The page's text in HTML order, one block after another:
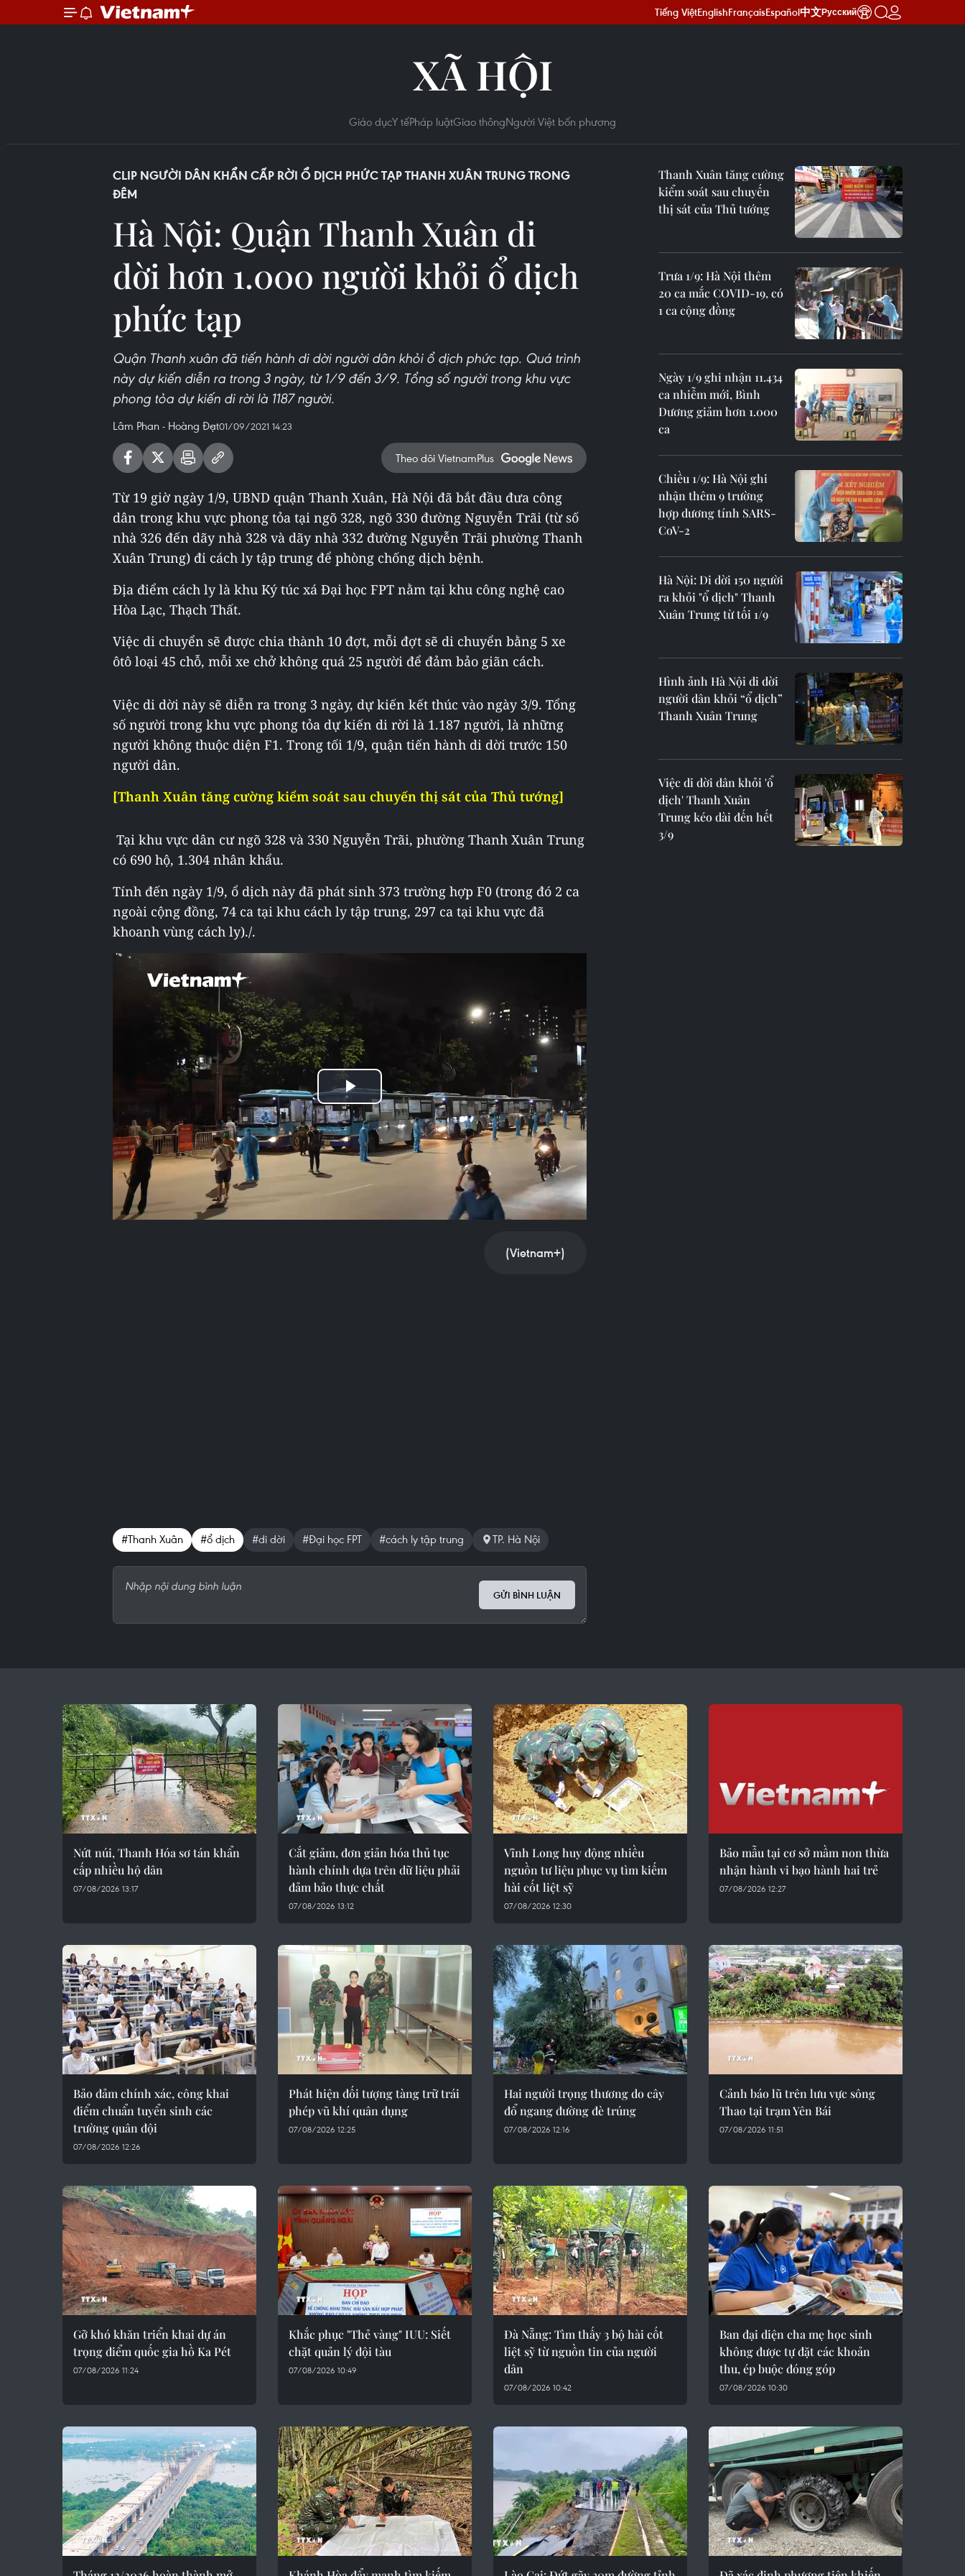
Tiếng ViệtEnglishFrançaisEspañol中文Русский
XÃ HỘI
Giáo dụcY tếPháp luậtGiao thôngNgười Việt bốn phương
CLIP NGƯỜI DÂN KHẨN CẤP RỜI Ổ DỊCH PHỨC TẠP THANH XUÂN TRUNG TRONG
ĐÊM
Hà Nội: Quận Thanh Xuân di
dời hơn 1.000 người khỏi ổ dịch
phức tạp
Quận Thanh xuân đã tiến hành di dời người dân khỏi ổ dịch phức tạp. Quá trình
này dự kiến diễn ra trong 3 ngày, từ 1/9 đến 3/9. Tổng số người trong khu vực
phong tỏa dự kiến di rời là 1187 người.
Lâm Phan - Hoàng Đạt01/09/2021 14:23
Theo dõi VietnamPlus
Từ 19 giờ ngày 1/9, UBND quận Thanh Xuân, Hà Nội đã bắt đầu đưa công
dân trong khu vực phong tỏa tại ngõ 328, ngõ 330 đường Nguyễn Trãi (từ số
nhà 326 đến dãy nhà 328 và dãy nhà 332 đường Nguyễn Trãi phường Thanh
Xuân Trung) đi cách ly tập trung để phòng chống dịch bệnh.
Địa điểm cách ly là khu Ký túc xá Đại học FPT nằm tại khu công nghệ cao
Hòa Lạc, Thạch Thất.
Việc di chuyển sẽ được chia thành 10 đợt, mỗi đợt sẽ di chuyển bằng 5 xe
ôtô loại 45 chỗ, mỗi xe chở không quá 25 người để đảm bảo giãn cách.
Việc di dời này sẽ diễn ra trong 3 ngày, dự kiến kết thúc vào ngày 3/9. Tổng
số người trong khu vực phong tỏa dự kiến di rời là 1.187 người, là những
người không thuộc diện F1. Trong tối 1/9, quận tiến hành di dời trước 150
người dân.
[Thanh Xuân tăng cường kiểm soát sau chuyến thị sát của Thủ tướng]
Tại khu vực dân cư ngõ 328 và 330 Nguyễn Trãi, phường Thanh Xuân Trung
có 690 hộ, 1.304 nhân khẩu.
Tính đến ngày 1/9, ổ dịch này đã phát sinh 373 trường hợp F0 (trong đó 2 ca
ngoài cộng đồng, 74 ca tại khu cách ly tập trung, 297 ca tại khu vực đã
khoanh vùng cách ly)./.
Play
Video
(Vietnam+)
#Thanh Xuân #ổ dịch #di dời #Đại học FPT #cách ly tập trung TP. Hà Nội
GỬI BÌNH LUẬN
Thanh Xuân tăng cường
kiểm soát sau chuyến
thị sát của Thủ tướng
Trưa 1/9: Hà Nội thêm
20 ca mắc COVID-19, có
1 ca cộng đồng
Ngày 1/9 ghi nhận 11.434
ca nhiễm mới, Bình
Dương giảm hơn 1.000
ca
Chiều 1/9: Hà Nội ghi
nhận thêm 9 trường
hợp dương tính SARS-
CoV-2
Hà Nội: Di dời 150 người
ra khỏi "ổ dịch" Thanh
Xuân Trung từ tối 1/9
Hình ảnh Hà Nội di dời
người dân khỏi “ổ dịch”
Thanh Xuân Trung
Việc di dời dân khỏi 'ổ
dịch' Thanh Xuân
Trung kéo dài đến hết
3/9
Nứt núi, Thanh Hóa sơ tán khẩn
cấp nhiều hộ dân
07/08/2026 13:17
Cắt giảm, đơn giản hóa thủ tục
hành chính dựa trên dữ liệu phải
đảm bảo thực chất
07/08/2026 13:12
Vĩnh Long huy động nhiều
nguồn tư liệu phục vụ tìm kiếm
hài cốt liệt sỹ
07/08/2026 12:30
Bảo mẫu tại cơ sở mầm non thừa
nhận hành vi bạo hành hai trẻ
07/08/2026 12:27
Bảo đảm chính xác, công khai
điểm chuẩn tuyển sinh các
trường quân đội
07/08/2026 12:26
Phát hiện đối tượng tàng trữ trái
phép vũ khí quân dụng
07/08/2026 12:25
Hai người trọng thương do cây
đổ ngang đường đè trúng
07/08/2026 12:16
Cảnh báo lũ trên lưu vực sông
Thao tại trạm Yên Bái
07/08/2026 11:51
Gỡ khó khăn triển khai dự án
trọng điểm quốc gia hồ Ka Pét
07/08/2026 11:24
Khắc phục "Thẻ vàng" IUU: Siết
chặt quản lý đội tàu
07/08/2026 10:49
Đà Nẵng: Tìm thấy 3 bộ hài cốt
liệt sỹ từ nguồn tin của người
dân
07/08/2026 10:42
Ban đại diện cha mẹ học sinh
không được tự đặt các khoản
thu, ép buộc đóng góp
07/08/2026 10:30